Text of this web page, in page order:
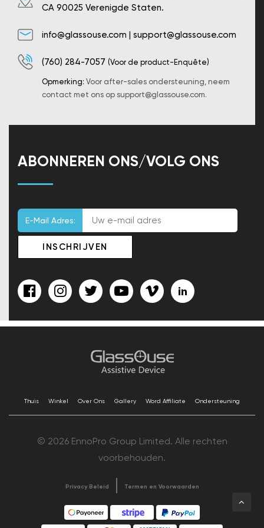
CA 90025 Verenigde Staten.
info@glassouse.com | support@glassouse.com
(760) 284-7057 (Voor de product-Enquête)
Opmerking: Voor after-sales ondersteuning, neem
contact met ons op support@glassouse.com.
ABONNEREN ONS/VOLG ONS
E-Mail Adres:
Thuis Winkel Over Ons Gallery Word Affiliate Ondersteuning
© 2026 EnnoPro Group Limited. Alle rechten
voorbehouden.
Privacy Beleid Termen en Voorwaarden